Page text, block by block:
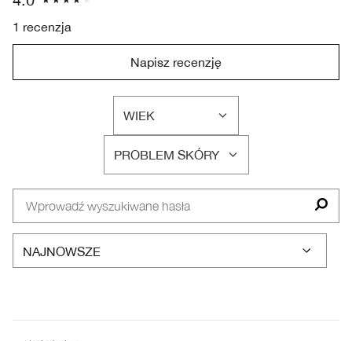
1 recenzja
Napisz recenzję
WIEK
FILTRUJ
RECENZJE
WEDŁUG
WIEK
PROBLEM SKÓRY
FILTRUJ
RECENZJE
PROBLEM